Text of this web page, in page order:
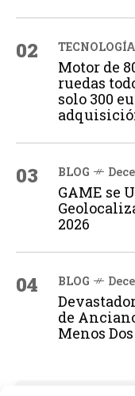
02 TECNOLOGÍA
Motor de
ruedas
solo 300
03 BLOG
GAME se
2026
04 BLOG
de
Menos